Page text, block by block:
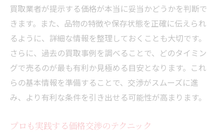
買取業者が提示する価格が本当に妥当かどうかを判断で
きます。また、品物の特徴や保存状態を正確に伝えられ
るように、詳細な情報を整理しておくことも大切です。
さらに、過去の買取事例を調べることで、どのタイミン
グで売るのが最も有利か見極める目安となります。これ
らの基本情報を準備することで、交渉がスムーズに進
み、より有利な条件を引き出せる可能性が高まります。
プロも実践する価格交渉のテクニック